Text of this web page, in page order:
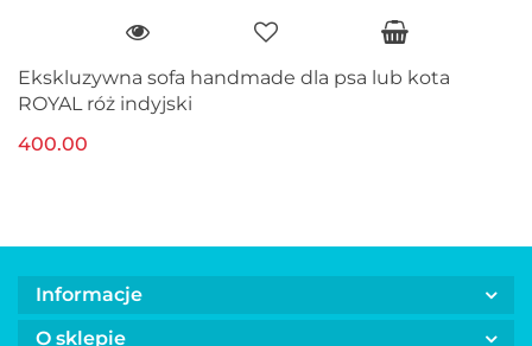
Ekskluzywna sofa handmade dla psa lub kota
ROYAL róż indyjski
400.00
Informacje
O sklepie